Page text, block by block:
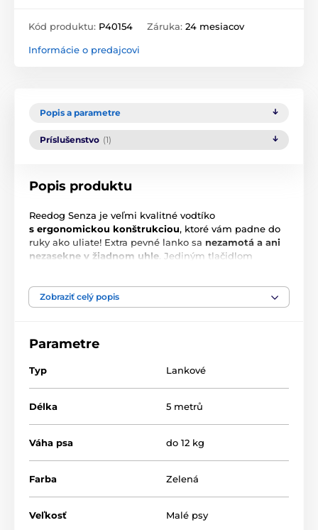
Kód produktu: P40154 Záruka: 24 mesiacov
Informácie o predajcovi
Popis a parametre
Príslušenstvo (1)
Popis produktu
Reedog Senza je veľmi kvalitné vodtíko
s ergonomickou konštrukciou, ktoré vám padne do
ruky ako uliate! Extra pevné lanko sa nezamotá a ani
nezasekne v žiadnom uhle . Jediným tlačidlom
kdekoľvek zaručí pohodlné a jednoduché
zaobchádzanie, a tým aj spoľahlivú kontrolu. Kto má
krízovej situácie
Zobraziť celý popis
Parametre
Typ Lankové
Délka 5 metrů
Váha psa do 12 kg
Farba Zelená
Veľkosť Malé psy